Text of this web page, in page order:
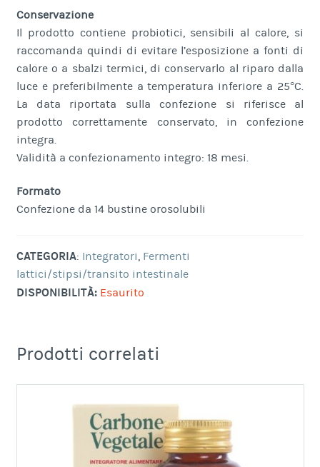
Conservazione
Il prodotto contiene probiotici, sensibili al calore, si
raccomanda quindi di evitare l’esposizione a fonti di
calore o a sbalzi termici, di conservarlo al riparo dalla
luce e preferibilmente a temperatura inferiore a 25°C.
La data riportata sulla confezione si riferisce al
prodotto correttamente conservato, in confezione
integra.
Validità a confezionamento integro: 18 mesi.
Formato
Confezione da 14 bustine orosolubili
CATEGORIA: Integratori, Fermenti
lattici/stipsi/transito intestinale
DISPONIBILITÀ: Esaurito
Prodotti correlati